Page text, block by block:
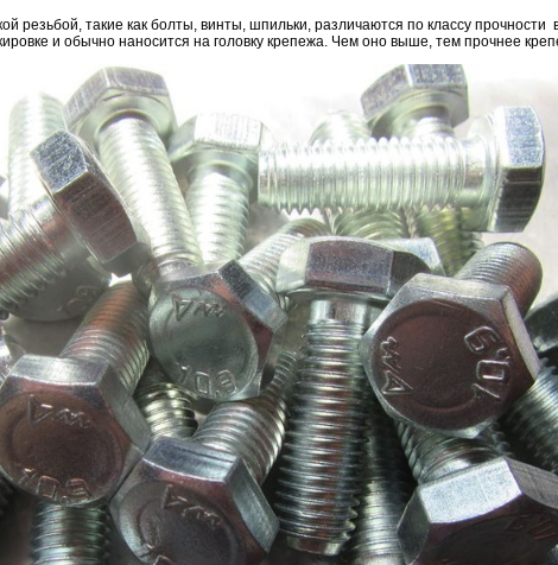
резьбой, такие как болты, винты, шпильки, различаются по классу прочности
и обычно наносится на головку крепежа. Чем оно выше, тем прочнее